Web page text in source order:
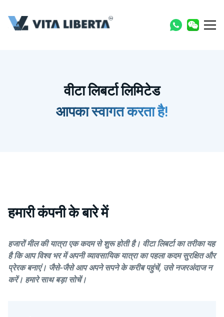
वीटा लिबर्टा लिमिटेड
आपका स्वागत करता है!
हमारी कंपनी के बारे में
हजारों मील की यात्रा एक कदम से शुरू होती है। वीटा लिबर्टा का तरीका यह
है कि आप विश्व भर में अपनी व्यावसायिक यात्रा का पहला कदम सुरक्षित और
प्रेरक बनाएं। जैसे-जैसे आप अपने सपने के करीब पहुंचें, उसे नजरअंदाज न
करें। हमारे साथ बड़ा सोचें।